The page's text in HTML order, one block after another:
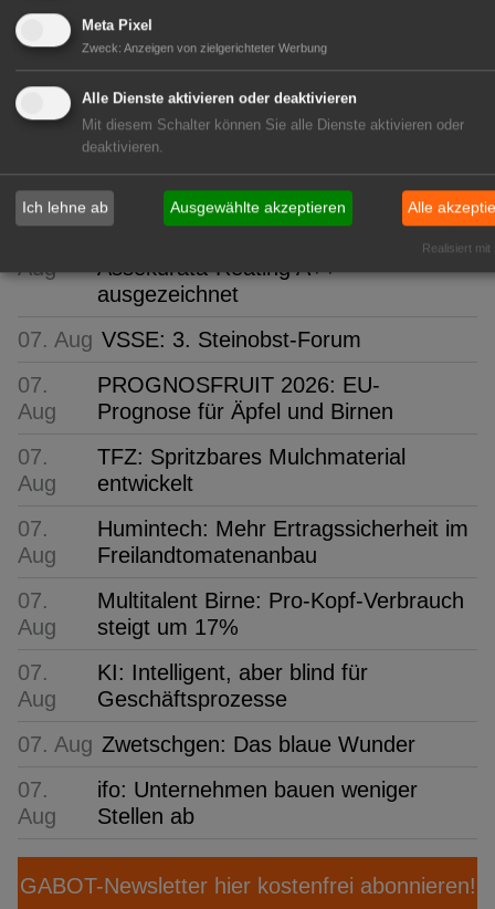
08.
Aug
IPZ: Robert Knöferl übernimmt die
Leitung
08.
Aug
TUM: Unterirdische Pilz-Netzwerke
erstmals in 3D
07.
Aug
Niedersachsen: Lieblingsbeere ist die
Heidelbeere
Aug
Gartenbau-Versicherung: Erneut mit
Assekurata-Reating A++
ausgezeichnet
07. Aug VSSE: 3. Steinobst-Forum
07.
Aug
PROGNOSFRUIT 2026: EU-
Prognose für Äpfel und Birnen
07.
Aug
TFZ: Spritzbares Mulchmaterial
entwickelt
07.
Aug
Humintech: Mehr Ertragssicherheit im
Freilandtomatenanbau
07.
Aug
Multitalent Birne: Pro-Kopf-Verbrauch
steigt um 17%
07.
Aug
KI: Intelligent, aber blind für
Geschäftsprozesse
07. Aug Zwetschgen: Das blaue Wunder
07.
Aug
ifo: Unternehmen bauen weniger
Stellen ab
GABOT-Newsletter hier kostenfrei abonnieren!
Meta Pixel
Zweck: Anzeigen von zielgerichteter Werbung
Alle Dienste aktivieren oder deaktivieren
Mit diesem Schalter können Sie alle Dienste aktivieren oder
deaktivieren.
Ich lehne ab Ausgewählte akzeptieren Alle
Realisiert mit